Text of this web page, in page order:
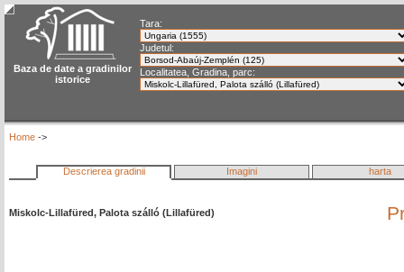
Baza de date a gradinilor
istorice
Tara:
Judetul:
Localitatea, Gradina, parc:
Home ->
Descrierea gradinii Imagini harta
Miskolc-Lillafüred, Palota szálló (Lillafüred)